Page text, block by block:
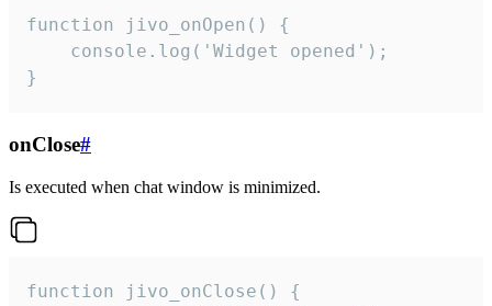
function jivo_onOpen() {
    console.log('Widget opened');
}
onClose#
Is executed when chat window is minimized.
function jivo_onClose() {